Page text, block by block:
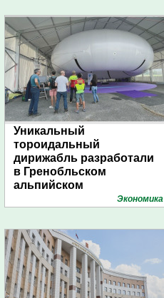
Уникальный
тороидальный
дирижабль разработали
в Гренобльском
альпийском
Экономика